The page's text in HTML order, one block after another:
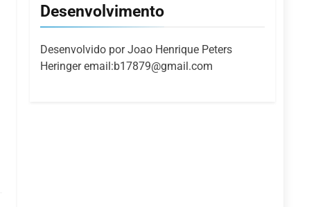
Desenvolvimento
Desenvolvido por Joao Henrique Peters
Heringer email:b17879@gmail.com